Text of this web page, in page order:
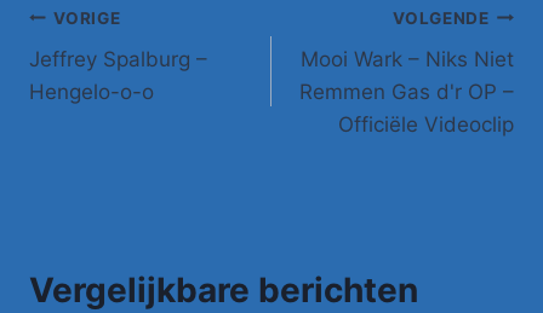
Bericht
navigatie
VORIGE
Jeffrey Spalburg –
Hengelo-o-o
VOLGENDE
Mooi Wark – Niks Niet
Remmen Gas d'r OP –
Officiële Videoclip
Vergelijkbare berichten